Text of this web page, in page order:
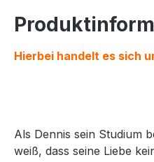
Hierbei handelt es sich
Als Dennis sein Studium
weiß, dass seine Liebe